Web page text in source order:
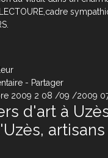
- Partager
2009 2 08 /09 /2009
d'art à